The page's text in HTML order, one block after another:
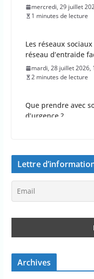
Les réseaux
réseau d’entraide
2 minutes de lecture
Que prendre avec
d’urgence ?
2 minutes de lecture
En Gironde et dans
mardi, 28 juillet 2026,
3 minutes de lecture
L’Europe a infligé
890 millions d’euros
mardi, 28 juillet 2026,
Les mutuelles
augmenter
Lettre
Archives